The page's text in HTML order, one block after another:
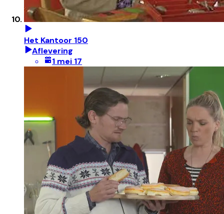
Het Kantoor 150
Aflevering
1 mei 17